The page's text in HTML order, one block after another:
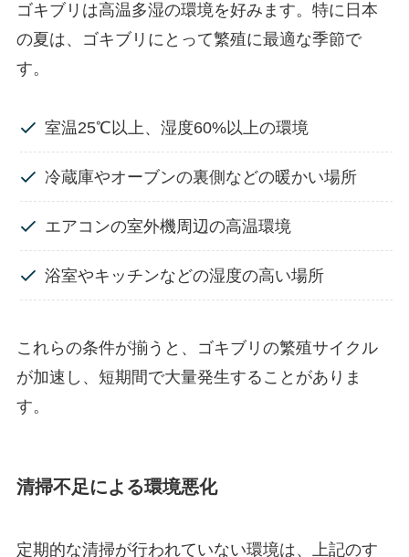
ゴキブリは高温多湿の環境を好みます。特に日本
の夏は、ゴキブリにとって繁殖に最適な季節で
す。
室温25℃以上、湿度60%以上の環境
冷蔵庫やオーブンの裏側などの暖かい場所
エアコンの室外機周辺の高温環境
浴室やキッチンなどの湿度の高い場所
これらの条件が揃うと、ゴキブリの繁殖サイクル
が加速し、短期間で大量発生することがありま
す。
清掃不足による環境悪化
定期的な清掃が行われていない環境は、上記のす